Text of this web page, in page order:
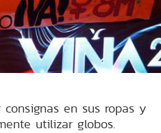
en sus ropas y
utilizar globos.